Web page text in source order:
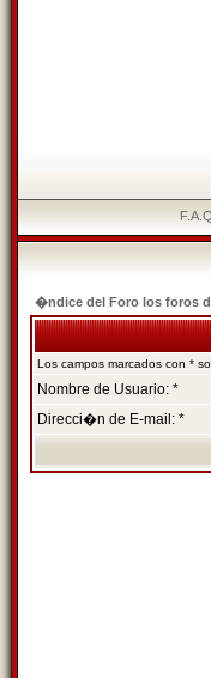
F.A.Q.
�ndice del Foro los foros
Los campos marcados con *
Nombre de Usuario: *
Direcci�n de E-mail: *